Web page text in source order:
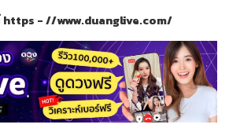
https - //www.duanglive.com/